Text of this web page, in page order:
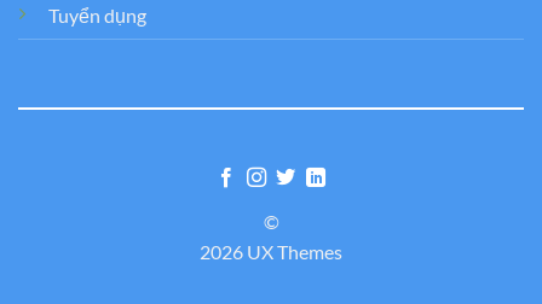
Tuyển dụng
©
2026 UX Themes